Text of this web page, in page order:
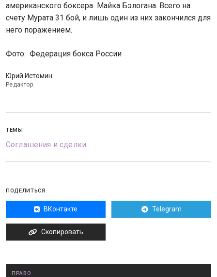
американского боксера Майка Бэлогана. Всего на
счету Мурата 31 бой, и лишь один из них закончился для
него поражением.
Фото: Федерация бокса России
Юрий Истомин
Редактор
ТЕМЫ
Соглашения и сделки
ПОДЕЛИТЬСЯ
ВКонтакте Telegram
Скопировать
ПРАВО